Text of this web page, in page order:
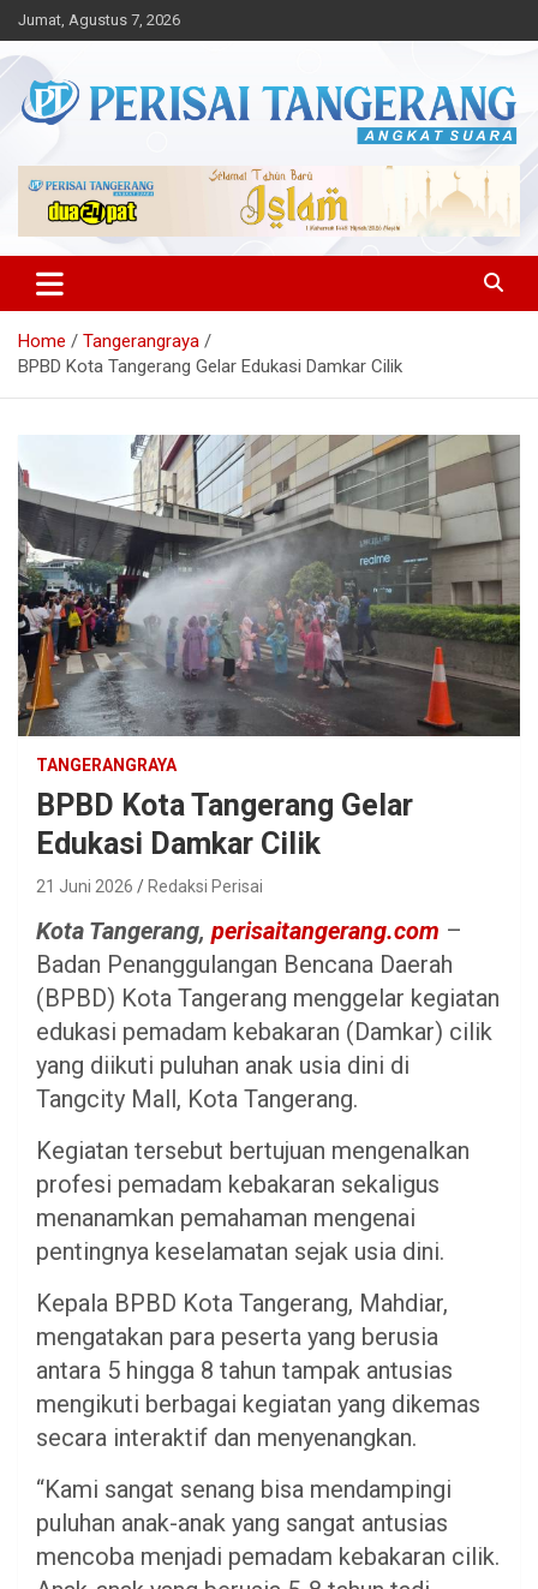
Skip
to
content
Jumat, Agustus 7, 2026
Perisai Tangerang – Angkat
Suara
Home
Tangerangraya
BPBD Kota Tangerang Gelar Edukasi Damkar Cilik
TANGERANGRAYA
BPBD Kota Tangerang Gelar
Edukasi Damkar Cilik
21 Juni 2026 Redaksi Perisai
Kota Tangerang, perisaitangerang.com –
Badan Penanggulangan Bencana Daerah
(BPBD) Kota Tangerang menggelar kegiatan
edukasi pemadam kebakaran (Damkar) cilik
yang diikuti puluhan anak usia dini di
Tangcity Mall, Kota Tangerang.
Kegiatan tersebut bertujuan mengenalkan
profesi pemadam kebakaran sekaligus
menanamkan pemahaman mengenai
pentingnya keselamatan sejak usia dini.
Kepala BPBD Kota Tangerang, Mahdiar,
mengatakan para peserta yang berusia
antara 5 hingga 8 tahun tampak antusias
mengikuti berbagai kegiatan yang dikemas
secara interaktif dan menyenangkan.
“Kami sangat senang bisa mendampingi
puluhan anak-anak yang sangat antusias
mencoba menjadi pemadam kebakaran cilik.